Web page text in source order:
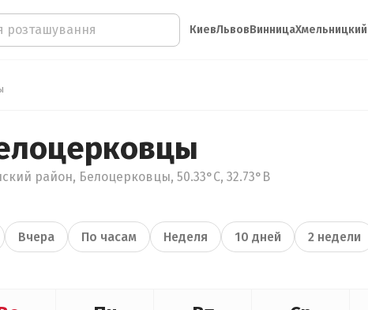
КиевЛьвовВинницаХмельницкий
район, Белоцерковцы, 50.33°С, 32.73°В
Вчера По часам Неделя 10 дней 2 недели